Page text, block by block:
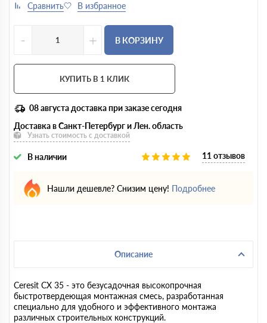
- + В КОРЗИНУ
КУПИТЬ В 1 КЛИК
08 августа доставка при заказе сегодня
Доставка в Санкт-Петербург и Лен. область
Узнать стоимость с доставкой
В наличии 11 отзывов
Нашли дешевле? Снизим цену! Подробнее
Описание
Ceresit CX 35 - это безусадочная высокопрочная
быстротвердеющая монтажная смесь, разработанная
специально для удобного и эффективного монтажа
различных строительных конструкций.